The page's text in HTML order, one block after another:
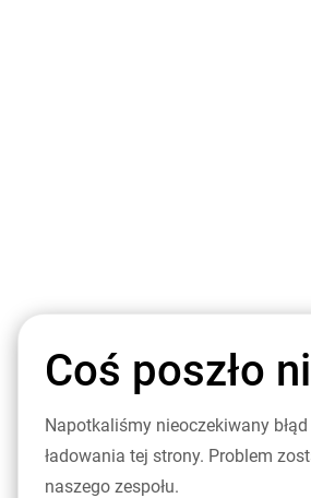
Coś poszło
Napotkaliśmy nieoczekiwany
ładowania tej strony. Problem
naszego zespołu.